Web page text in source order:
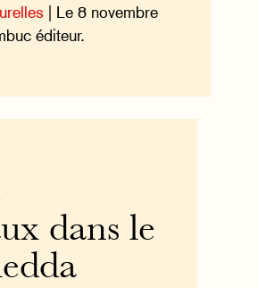
| Le 8 novembre
éditeur.
dans le